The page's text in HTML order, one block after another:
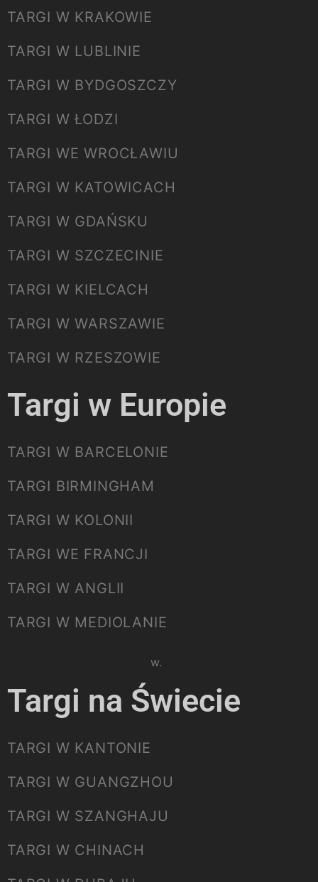
TARGI W KRAKOWIE
TARGI W LUBLINIE
TARGI W BYDGOSZCZY
TARGI W ŁODZI
TARGI WE WROCŁAWIU
TARGI W KATOWICACH
TARGI W GDAŃSKU
TARGI W SZCZECINIE
TARGI W KIELCACH
TARGI W WARSZAWIE
TARGI W RZESZOWIE
Targi w Europie
TARGI W BARCELONIE
TARGI BIRMINGHAM
TARGI W KOLONII
TARGI WE FRANCJI
TARGI W ANGLII
TARGI W MEDIOLANIE
Please select listing to show.
Targi na Świecie
TARGI W KANTONIE
TARGI W GUANGZHOU
TARGI W SZANGHAJU
TARGI W CHINACH